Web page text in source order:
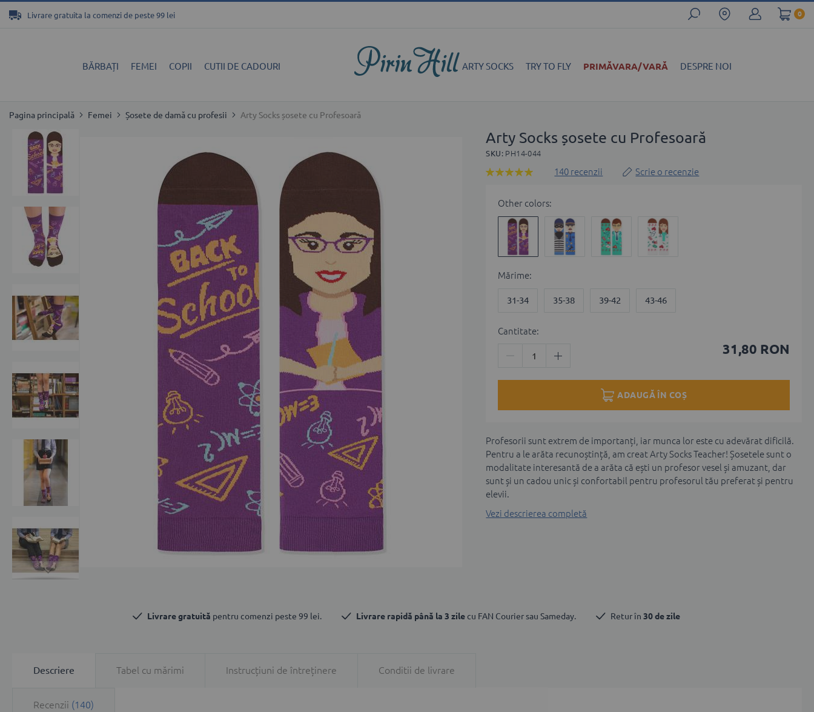
0
Livrare gratuita la comenzi de peste 99 leila
BĂRBAȚI FEMEI COPII CUTII DE CADOURI ARTY SOCKS TRY TO FLY PRIMĂVARA/VARĂ DESPRE NOI
Pagina principală Femei Șosete de damă cu profesii
Arty Socks șosete cu Profesoară
images
gallery
gallery
Arty Socks șosete cu Profesoară
SKU PH14-044
Rating:
140 recenzii Scrie o recenzie
Other colors:
Мărime
31-34 35-38 39-42 43-46
31,80 RON
Cantitate:
ADAUGĂ ÎN COȘ
Profesorii sunt extrem de importanți, iar munca lor este cu adevărat dificilă.
Pentru a le arăta recunoștință, am creat Arty Socks Teacher! Șosetele sunt o
modalitate interesantă de a arăta că ești un profesor vesel și amuzant, dar
sunt și un cadou unic și confortabil pentru profesorul tău preferat și pentru
elevii.
Vezi descrierea completă
Livrare gratuită pentru comenzi peste 99 lei. Livrare rapidă până la 3 zile cu FAN Courier sau Sameday. Retur în 30 de zile
Descriere Tabel cu mărimi Instrucțiuni de întreținere Conditii de livrare
Recenzii 140